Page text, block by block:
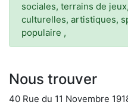
sociales, terrains de
culturelles, artistiques,
populaire ,
Nous trouver
40 Rue du 11 Novembre